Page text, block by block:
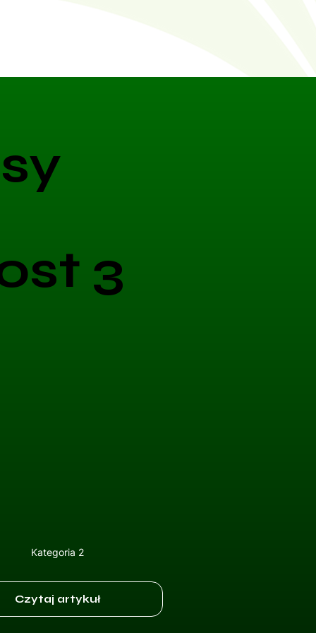
3
Kategoria 2
Czytaj artykuł